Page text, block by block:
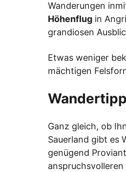
Wanderungen
Höhenflug in
grandiosen
Etwas weniger
mächtigen
Ganz gleich, ob
Sauerland gibt es
genügend